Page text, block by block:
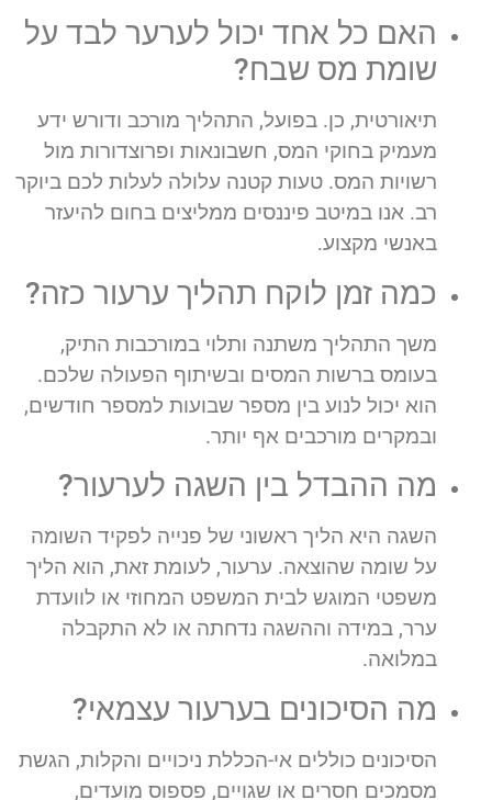
האם כל אחד יכול לערער לבד על
שומת מס שבח?
תיאורטית, כן. בפועל, התהליך מורכב ודורש ידע
מעמיק בחוקי המס, חשבונאות ופרוצדורות מול
רשויות המס. טעות קטנה עלולה לעלות לכם ביוקר
רב. אנו במיטב פיננסים ממליצים בחום להיעזר
באנשי מקצוע.
כמה זמן לוקח תהליך ערעור כזה?
משך התהליך משתנה ותלוי במורכבות התיק,
בעומס ברשות המסים ובשיתוף הפעולה שלכם.
הוא יכול לנוע בין מספר שבועות למספר חודשים,
ובמקרים מורכבים אף יותר.
מה ההבדל בין השגה לערעור?
השגה היא הליך ראשוני של פנייה לפקיד השומה
על שומה שהוצאה. ערעור, לעומת זאת, הוא הליך
משפטי המוגש לבית המשפט המחוזי או לוועדת
ערר, במידה וההשגה נדחתה או לא התקבלה
במלואה.
מה הסיכונים בערעור עצמאי?
הסיכונים כוללים אי-הכללת ניכויים והקלות, הגשת
מסמכים חסרים או שגויים, פספוס מועדים,